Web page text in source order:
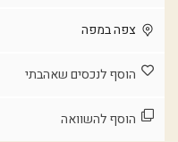
צפה במפה
הוסף לנכסים שאהבתי
הוסף להשוואה